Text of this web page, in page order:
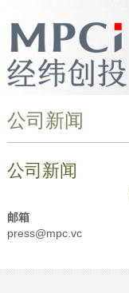
公司新闻
公司新闻
邮箱
press@mpc.vc